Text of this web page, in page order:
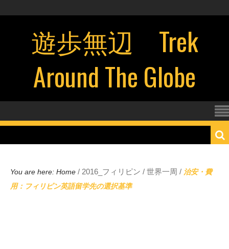
遊歩無辺 Trek
Around The Globe
You are here: Home / 2016_フィリピン / 世界一周 / 治安・費
用：フィリピン英語留学先の選択基準